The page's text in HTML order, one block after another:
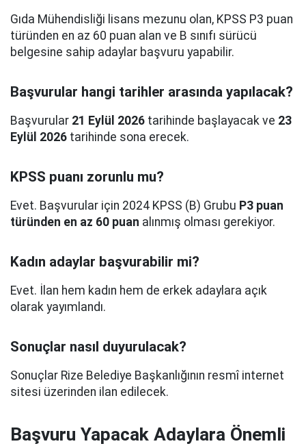
Gıda Mühendisliği lisans mezunu olan, KPSS P3 puan
türünden en az 60 puan alan ve B sınıfı sürücü
belgesine sahip adaylar başvuru yapabilir.
Başvurular hangi tarihler arasında yapılacak?
Başvurular 21 Eylül 2026 tarihinde başlayacak ve 23
Eylül 2026 tarihinde sona erecek.
KPSS puanı zorunlu mu?
Evet. Başvurular için 2024 KPSS (B) Grubu P3 puan
türünden en az 60 puan alınmış olması gerekiyor.
Kadın adaylar başvurabilir mi?
Evet. İlan hem kadın hem de erkek adaylara açık
olarak yayımlandı.
Sonuçlar nasıl duyurulacak?
Sonuçlar Rize Belediye Başkanlığının resmî internet
sitesi üzerinden ilan edilecek.
Başvuru Yapacak Adaylara Önemli